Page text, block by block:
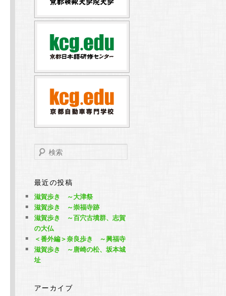
検
索
最近の投稿
滋賀歩き ～大津祭
滋賀歩き ～崇福寺跡
滋賀歩き ～百穴古墳群、志賀
の大仏
＜番外編＞奈良歩き ～興福寺
滋賀歩き ～唐崎の松、坂本城
址
アーカイブ